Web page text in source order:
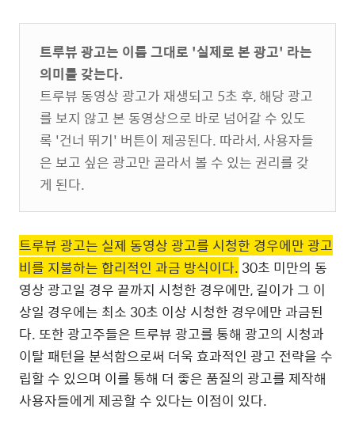
트루뷰 광고는 이름 그대로 '실제로 본 광고' 라는
의미를 갖는다.
트루뷰 동영상 광고가 재생되고 5초 후, 해당 광고
를 보지 않고 본 동영상으로 바로 넘어갈 수 있도
록 '건너 뛰기' 버튼이 제공된다. 따라서, 사용자들
은 보고 싶은 광고만 골라서 볼 수 있는 권리를 갖
게 된다.
트루뷰 광고는 실제 동영상 광고를 시청한 경우에만 광고
비를 지불하는 합리적인 과금 방식이다. 30초 미만의 동
영상 광고일 경우 끝까지 시청한 경우에만, 길이가 그 이
상일 경우에는 최소 30초 이상 시청한 경우에만 과금된
다. 또한 광고주들은 트루뷰 광고를 통해 광고의 시청과
이탈 패턴을 분석함으로써 더욱 효과적인 광고 전략을 수
립할 수 있으며 이를 통해 더 좋은 품질의 광고를 제작해
사용자들에게 제공할 수 있다는 이점이 있다.